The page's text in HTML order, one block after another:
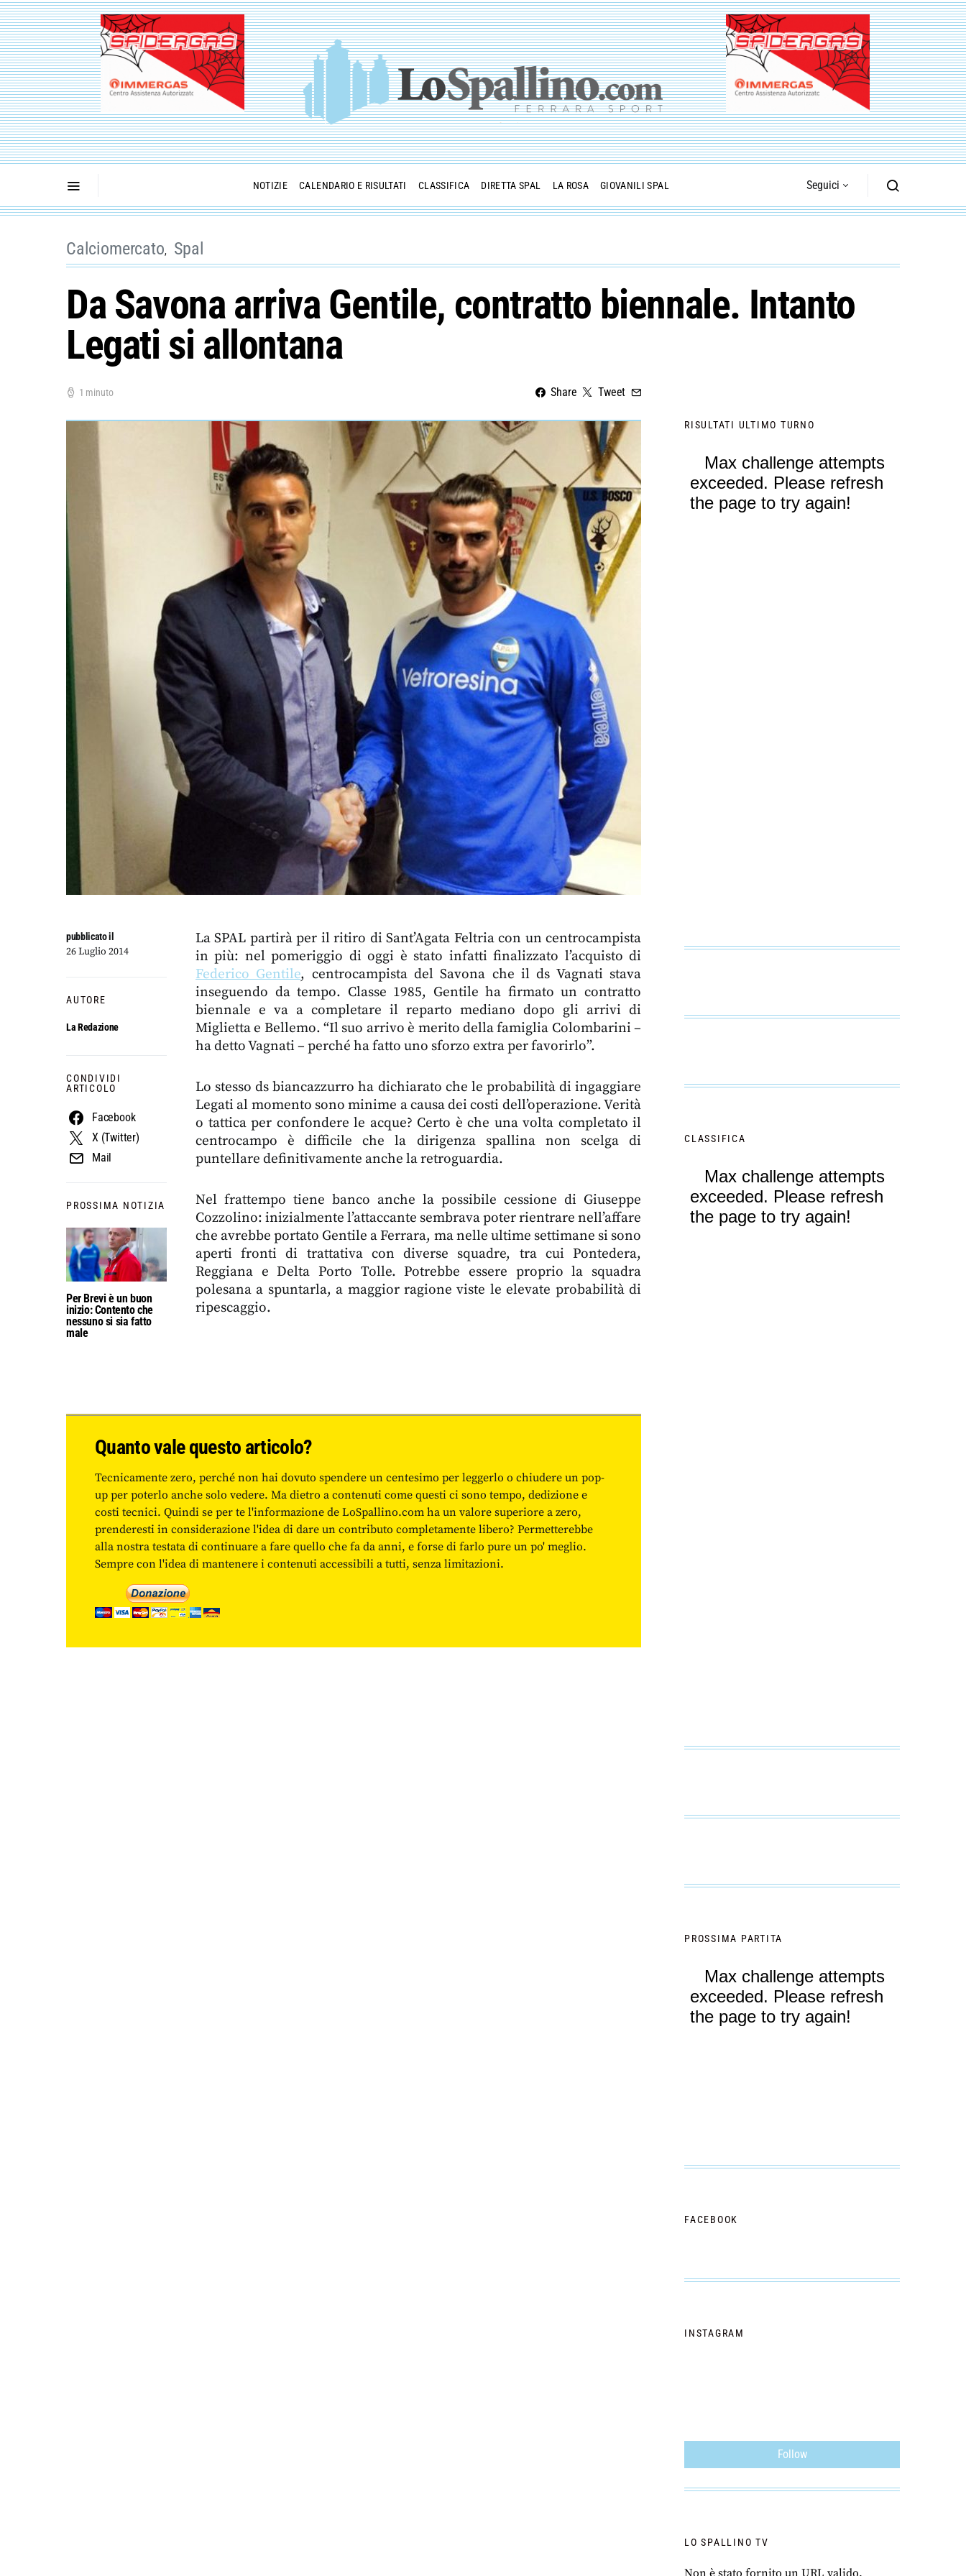
NOTIZIE CALENDARIO E RISULTATI CLASSIFICA DIRETTA SPAL LA ROSA GIOVANILI SPAL Seguici
Calciomercato Spal
Da Savona arriva Gentile, contratto biennale. Intanto
Legati si allontana
1 minuto Share Tweet
PROSSIMA NOTIZIA
Per Brevi è un buon
inizio: Contento che
nessuno si sia fatto
male
pubblicato il
26 Luglio 2014
AUTORE
La Redazione
CONDIVIDI
ARTICOLO
Facebook
X (Twitter)
Mail
La SPAL partirà per il ritiro di Sant’Agata Feltria con un centrocampista
in più: nel pomeriggio di oggi è stato infatti finalizzato l’acquisto di
Federico Gentile, centrocampista del Savona che il ds Vagnati stava
inseguendo da tempo. Classe 1985, Gentile ha firmato un contratto
biennale e va a completare il reparto mediano dopo gli arrivi di
Miglietta e Bellemo. “Il suo arrivo è merito della famiglia Colombarini –
ha detto Vagnati – perché ha fatto uno sforzo extra per favorirlo”.
Lo stesso ds biancazzurro ha dichiarato che le probabilità di ingaggiare
Legati al momento sono minime a causa dei costi dell’operazione. Verità
o tattica per confondere le acque? Certo è che una volta completato il
centrocampo è difficile che la dirigenza spallina non scelga di
puntellare definitivamente anche la retroguardia.
Nel frattempo tiene banco anche la possibile cessione di Giuseppe
Cozzolino: inizialmente l’attaccante sembrava poter rientrare nell’affare
che avrebbe portato Gentile a Ferrara, ma nelle ultime settimane si sono
aperti fronti di trattativa con diverse squadre, tra cui Pontedera,
Reggiana e Delta Porto Tolle. Potrebbe essere proprio la squadra
polesana a spuntarla, a maggior ragione viste le elevate probabilità di
ripescaggio.
Quanto vale questo articolo?
Tecnicamente zero, perché non hai dovuto spendere un centesimo per leggerlo o chiudere un pop-
up per poterlo anche solo vedere. Ma dietro a contenuti come questi ci sono tempo, dedizione e
costi tecnici. Quindi se per te l'informazione de LoSpallino.com ha un valore superiore a zero,
prenderesti in considerazione l'idea di dare un contributo completamente libero? Permetterebbe
alla nostra testata di continuare a fare quello che fa da anni, e forse di farlo pure un po' meglio.
Sempre con l'idea di mantenere i contenuti accessibili a tutti, senza limitazioni.
RISULTATI ULTIMO TURNO
CLASSIFICA
PROSSIMA PARTITA
FACEBOOK
INSTAGRAM
Follow
LO SPALLINO TV